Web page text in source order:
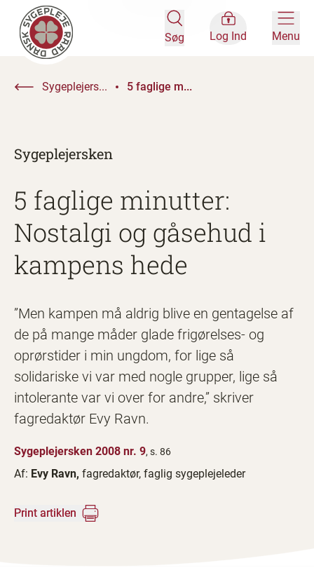
Søg Log Ind Menu
Sygeplejers... 5 faglige m...
Sygeplejersken
5 faglige minutter:
Nostalgi og gåsehud i
kampens hede
”Men kampen må aldrig blive en gentagelse af
de på mange måder glade frigørelses- og
oprørstider i min ungdom, for lige så
solidariske vi var med nogle grupper, lige så
intolerante var vi over for andre,” skriver
fagredaktør Evy Ravn.
Sygeplejersken 2008 nr. 9, s. 86
Af: Evy Ravn, fagredaktør, faglig sygeplejeleder
Print artiklen